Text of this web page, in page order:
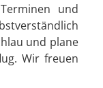
und
und plane
Wir freuen